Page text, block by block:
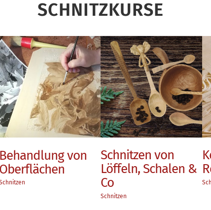
SCHNITZKURSE
Schnitzen von
Löffeln, Schalen &
Co
Kerb-, Flach-,
Reliefschnitzen
Schnitzen